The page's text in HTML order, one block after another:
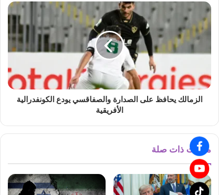
الزمالك يحافظ على الصدارة والصفاقسي يودع الكونفدرالية
الأفريقية
مقالات ذات صلة